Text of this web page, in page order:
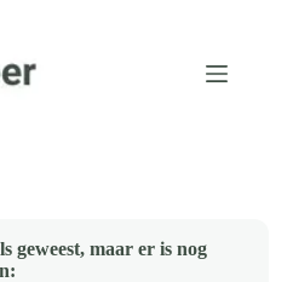
geweest, maar er is nog